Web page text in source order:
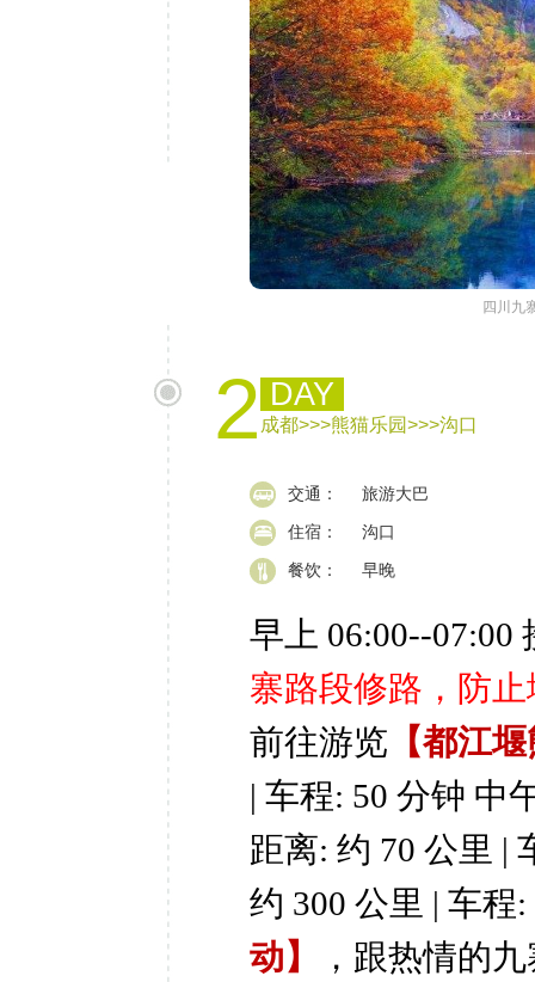
四川九
2 DAY
成都>>>熊猫乐园>>>沟口​
交通： 旅游大巴
住宿： 沟口
餐饮： 早晚
早上 06:00--
寨路段修路，防
前往游览 【都江
| 车程: 50 分钟 中
距离: 约 70 公里 |
约 300 公里 | 车程
动】
，跟热情的